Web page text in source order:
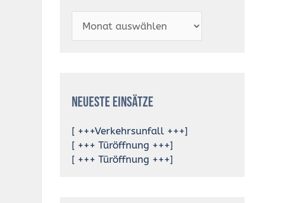
Neueste Einsätze
[ +++Verkehrsunfall +++]
[ +++ Türöffnung +++]
[ +++ Türöffnung +++]